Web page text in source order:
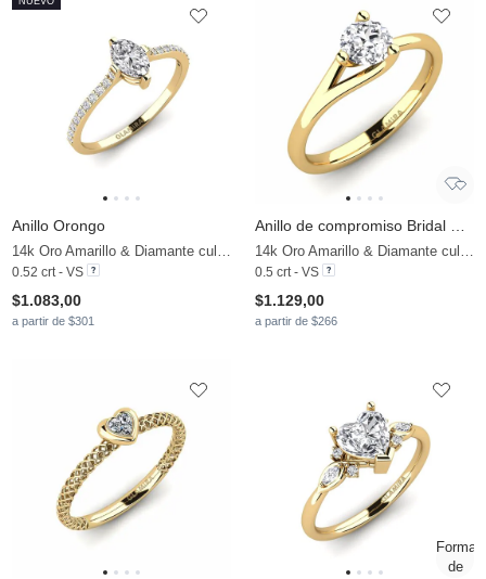
Anillo Orongo
0.52 crt - VS
$1.083,00
a partir de $301
0.5 crt - VS
$1.129,00
a partir de $266